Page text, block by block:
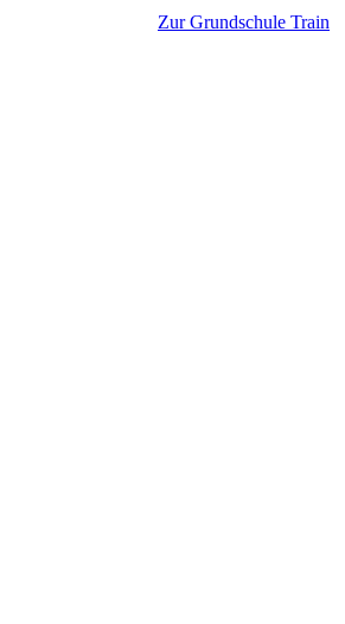
Zur Grundschule Train